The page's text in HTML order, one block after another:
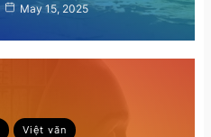
May 15, 2025
Việt văn